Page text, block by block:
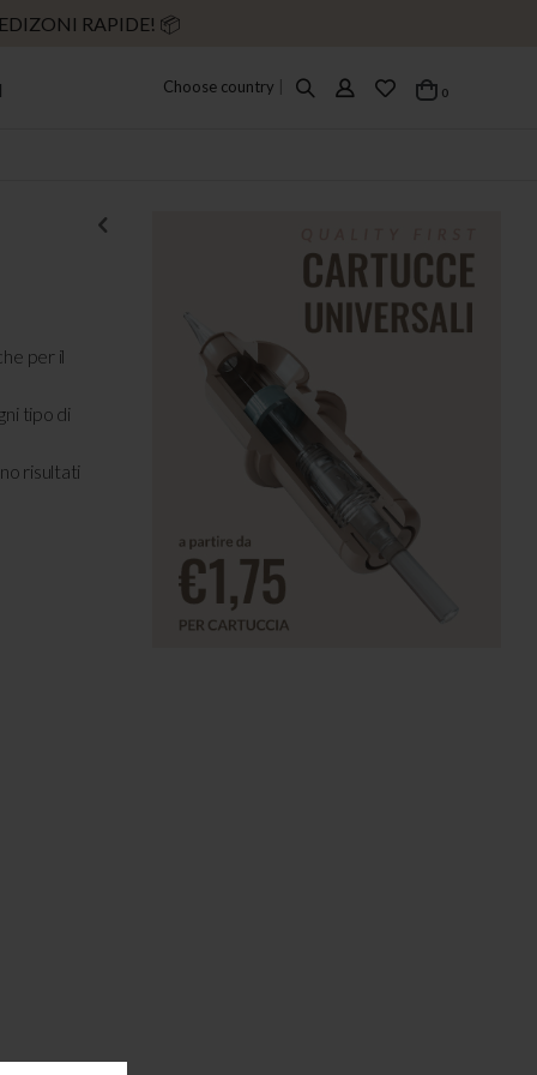
RAPIDE! 📦
Choose country
Cart
0elementi
per il
tipo di
risultati